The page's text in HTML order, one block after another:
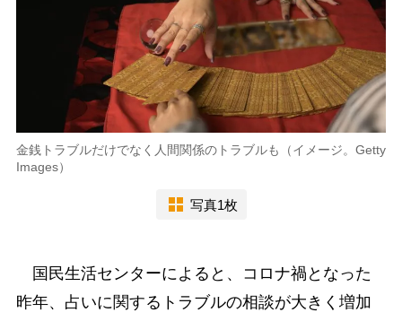
金銭トラブルだけでなく人間関係のトラブルも（イメージ。Getty
Images）
写真1枚
国民生活センターによると、コロナ禍となった
昨年、占いに関するトラブルの相談が大きく増加